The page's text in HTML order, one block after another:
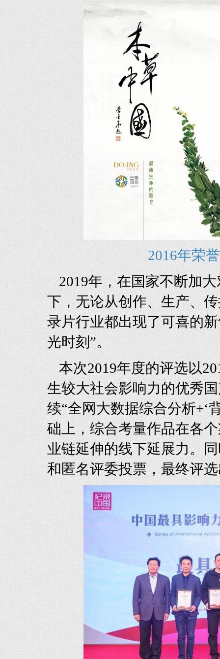
2016年荣
2019年，在国家不断加
下，无论从创作、生产、
录片行业都出现了可喜的
光时刻”。
本次2019年度的评选以
生较大社会影响力的优秀
续“全网大数据综合分析+‘
础上，综合考量作品在各
业链延伸的线下延展力。
和匿名评委投票，最终评